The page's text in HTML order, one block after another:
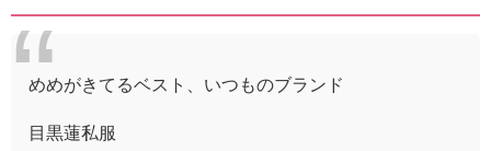
めめがきてるベスト、いつものブランド
目黒蓮私服